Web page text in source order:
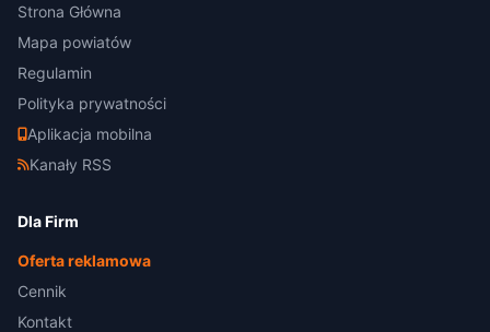
Strona Główna
Mapa powiatów
Regulamin
Polityka prywatności
Aplikacja mobilna
Kanały RSS
Dla Firm
Oferta reklamowa
Cennik
Kontakt